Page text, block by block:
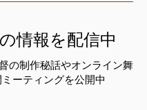
情報を配信中
の制作秘話やオンライン舞
ーティングを公開中